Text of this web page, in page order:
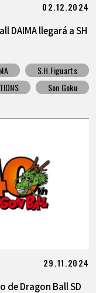
02.12.2024
DAIMA llegará a SH
S.H.Figuarts
Son Goku
29.11.2024
de Dragon Ball SD